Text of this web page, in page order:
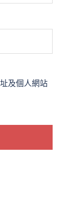
及個人網站